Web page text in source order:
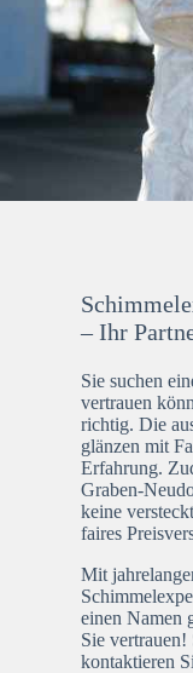
– Ihr
Sie suchen
vertrauen
richtig. Die
glänzen mit
Erfahrung.
Graben-
keine
faires
Mit
einen Namen
Sie
kontaktieren